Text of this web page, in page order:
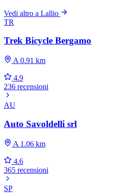
Vedi altro a Lallio
TR
Trek Bicycle Bergamo
A 0.91 km
4.9
236 recensioni
AU
Auto Savoldelli srl
A 1.06 km
4.6
365 recensioni
SP